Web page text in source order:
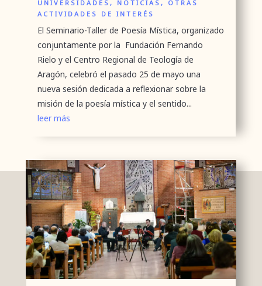
UNIVERSIDADES, NOTICIAS, OTRAS
ACTIVIDADES DE INTERÉS
El Seminario-Taller de Poesía Mística, organizado
conjuntamente por la Fundación Fernando
Rielo y el Centro Regional de Teología de
Aragón, celebró el pasado 25 de mayo una
nueva sesión dedicada a reflexionar sobre la
misión de la poesía mística y el sentido...
leer más